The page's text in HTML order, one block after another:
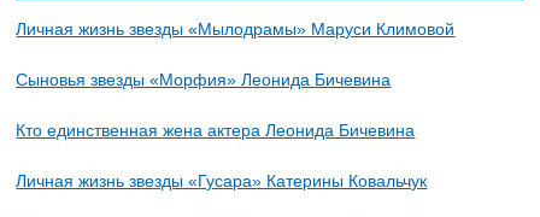
Личная жизнь звезды «Мылодрамы» Маруси Климовой
Сыновья звезды «Морфия» Леонида Бичевина
Кто единственная жена актера Леонида Бичевина
Личная жизнь звезды «Гусара» Катерины Ковальчук